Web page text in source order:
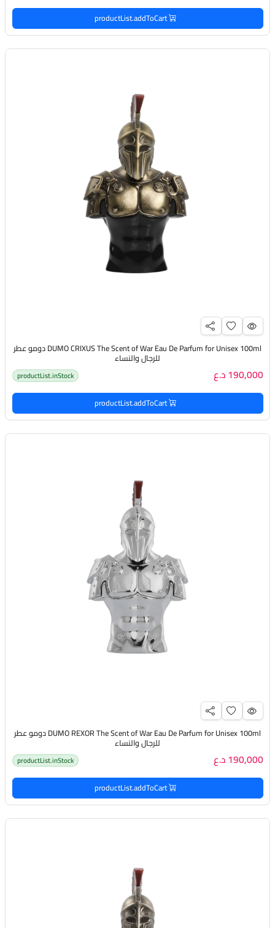
productList.addToCart
DUMO CRIXUS The Scent of War Eau De Parfum for Unisex 100ml دومو عطر
للرجال والنساء
190,000 د.ع productList.inStock
productList.addToCart
DUMO REXOR The Scent of War Eau De Parfum for Unisex 100ml دومو عطر
للرجال والنساء
190,000 د.ع productList.inStock
productList.addToCart